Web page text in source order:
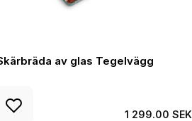
av glas Tegelvägg
1 299.00 SEK